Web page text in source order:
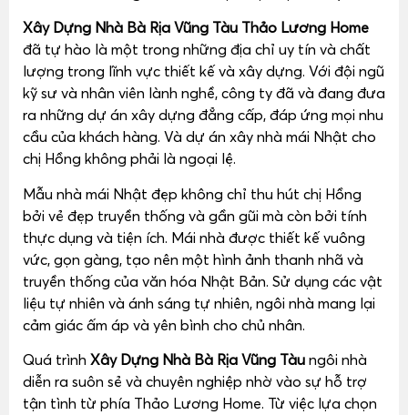
Xây Dựng Nhà Bà Rịa Vũng Tàu Thảo Lương Home
đã tự hào là một trong những địa chỉ uy tín và chất
lượng trong lĩnh vực thiết kế và xây dựng. Với đội ngũ
kỹ sư và nhân viên lành nghề, công ty đã và đang đưa
ra những dự án xây dựng đẳng cấp, đáp ứng mọi nhu
cầu của khách hàng. Và dự án xây nhà mái Nhật cho
chị Hồng không phải là ngoại lệ.
Mẫu nhà mái Nhật đẹp không chỉ thu hút chị Hồng
bởi vẻ đẹp truyền thống và gần gũi mà còn bởi tính
thực dụng và tiện ích. Mái nhà được thiết kế vuông
vức, gọn gàng, tạo nên một hình ảnh thanh nhã và
truyền thống của văn hóa Nhật Bản. Sử dụng các vật
liệu tự nhiên và ánh sáng tự nhiên, ngôi nhà mang lại
cảm giác ấm áp và yên bình cho chủ nhân.
Quá trình Xây Dựng Nhà Bà Rịa Vũng Tàu ngôi nhà
diễn ra suôn sẻ và chuyên nghiệp nhờ vào sự hỗ trợ
tận tình từ phía Thảo Lương Home. Từ việc lựa chọn